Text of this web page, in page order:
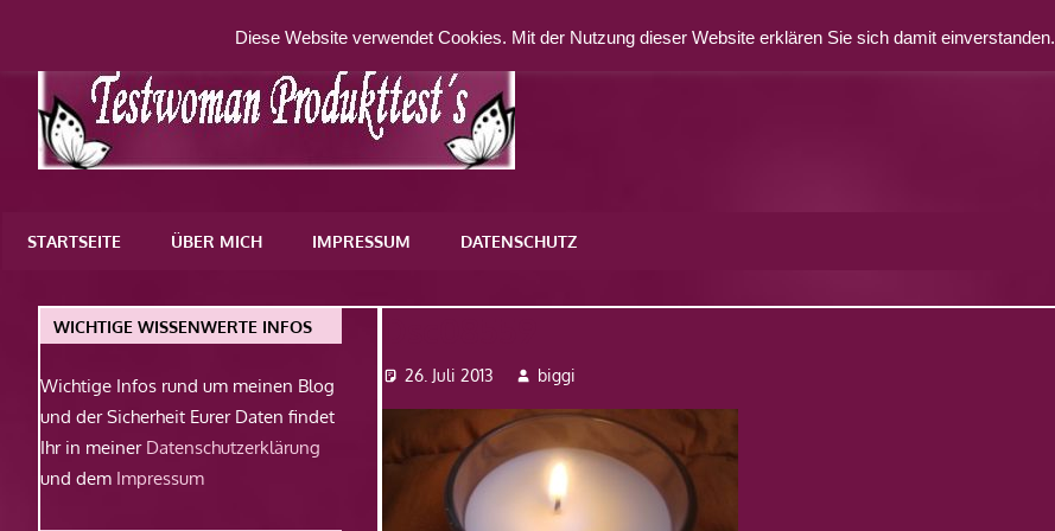
springen
WordPress-
STARTSEITE ÜBER MICH IMPRESSUM DATENSCHUTZ
26. Juli 2013 biggi
WICHTIGE WISSENWERTE INFOS
Wichtige Infos rund um meinen Blog
und der Sicherheit Eurer Daten findet
Ihr in meiner Datenschutzerklärung
und dem Impressum
Diese Website verwendet Cookies. Mit der Nutzung dieser Website erklären Sie sich damit einverstanden.